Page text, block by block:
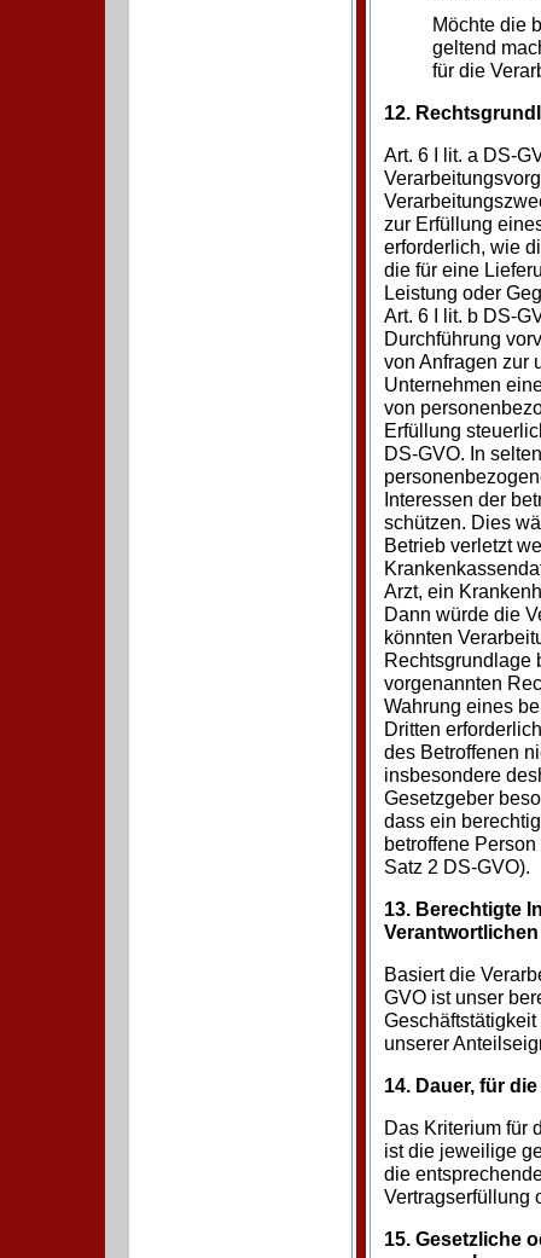
Möchte die
geltend
für die
12.
Art. 6 I lit. a DS-
zur Erfüllung
erforderlich, wie
die für eine
Leistung oder
Art. 6 I lit. b DS-
Durchführung
von Anfragen zur
Unternehmen
von
Erfüllung
DS-GVO. In
Interessen der
schützen. Dies
Betrieb verletzt
Arzt, ein
Dann würde die
könnten
Rechtsgrundlage
vorgenannten
Wahrung eines
Dritten
des Betroffenen
insbesondere
Gesetzgeber
dass ein
betroffene
Satz 2 DS-GVO).
13. Berechtigte
Basiert die
GVO ist unser
unserer
14. Dauer, für
Das Kriterium für
ist die jeweilige
die
Vertragserfüllung
15. Gesetzliche